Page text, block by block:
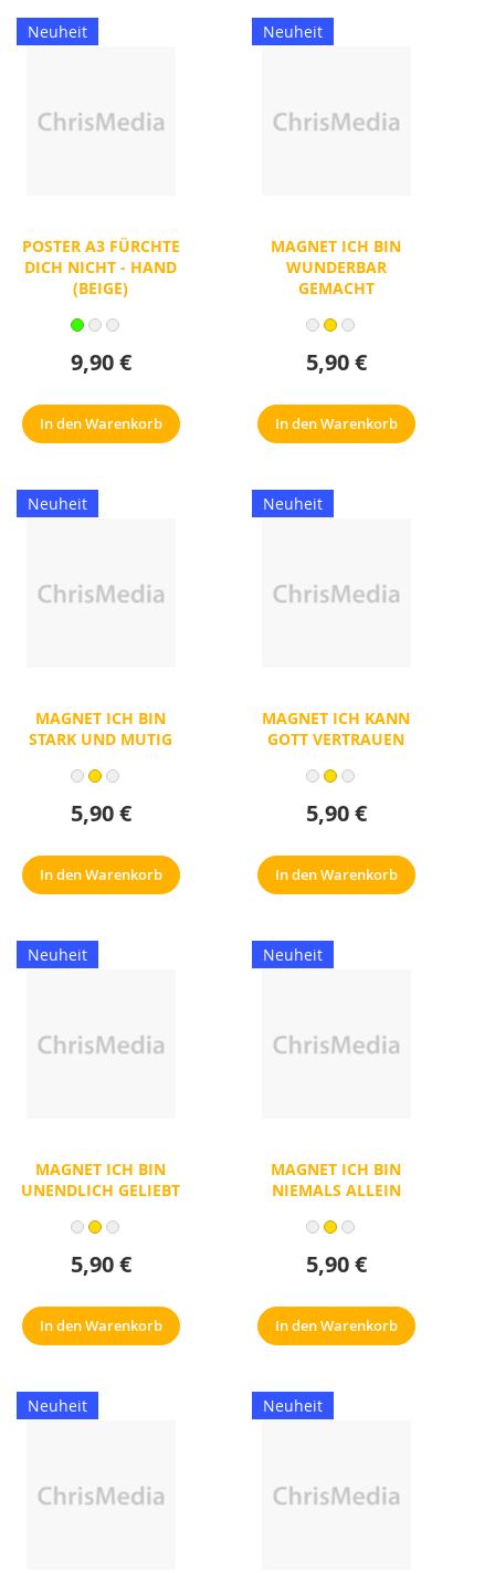
Neuheit
POSTER A3 FÜRCHTE
DICH NICHT - HAND
(BEIGE)
9,90 €
In den Warenkorb
Neuheit
MAGNET ICH BIN
WUNDERBAR
GEMACHT
5,90 €
In den Warenkorb
Neuheit
MAGNET ICH BIN
STARK UND MUTIG
5,90 €
In den Warenkorb
Neuheit
MAGNET ICH KANN
GOTT VERTRAUEN
5,90 €
In den Warenkorb
Neuheit
MAGNET ICH BIN
UNENDLICH GELIEBT
5,90 €
In den Warenkorb
Neuheit
MAGNET ICH BIN
NIEMALS ALLEIN
5,90 €
In den Warenkorb
Neuheit Neuheit